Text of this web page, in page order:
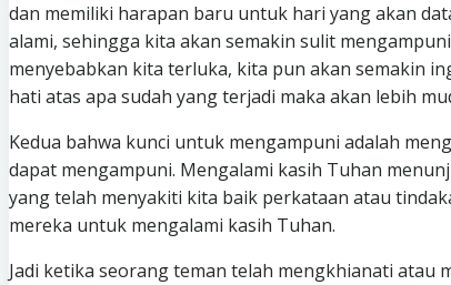
dan memiliki harapan baru untuk hari yang akan
alami, sehingga kita akan semakin sulit
menyebabkan kita terluka, kita pun akan semakin
hati atas apa sudah yang terjadi maka akan lebih
Kedua bahwa kunci untuk mengampuni adalah
dapat mengampuni. Mengalami kasih Tuhan
yang telah menyakiti kita baik perkataan atau
mereka untuk mengalami kasih Tuhan.
Jadi ketika seorang teman telah mengkhianati